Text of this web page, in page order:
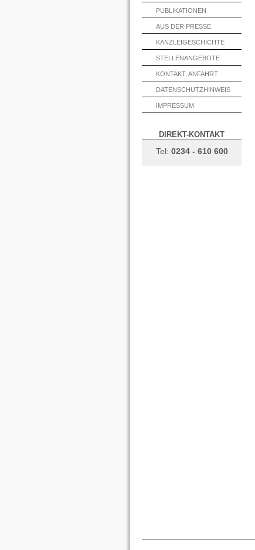
PUBLIKATIONEN
AUS DER PRESSE
KANZLEIGESCHICHTE
STELLENANGEBOTE
KONTAKT, ANFAHRT
DATENSCHUTZHINWEIS
IMPRESSUM
DIREKT-KONTAKT
Tel: 0234 - 610 600